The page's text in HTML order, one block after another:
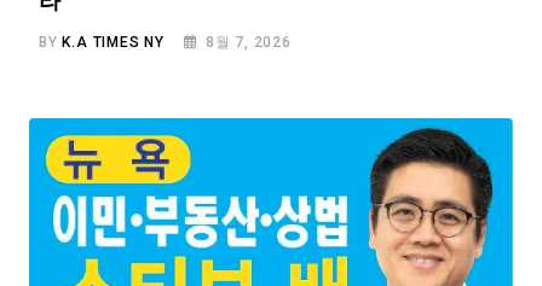
BYK.A TIMES NY 8월 7, 2026